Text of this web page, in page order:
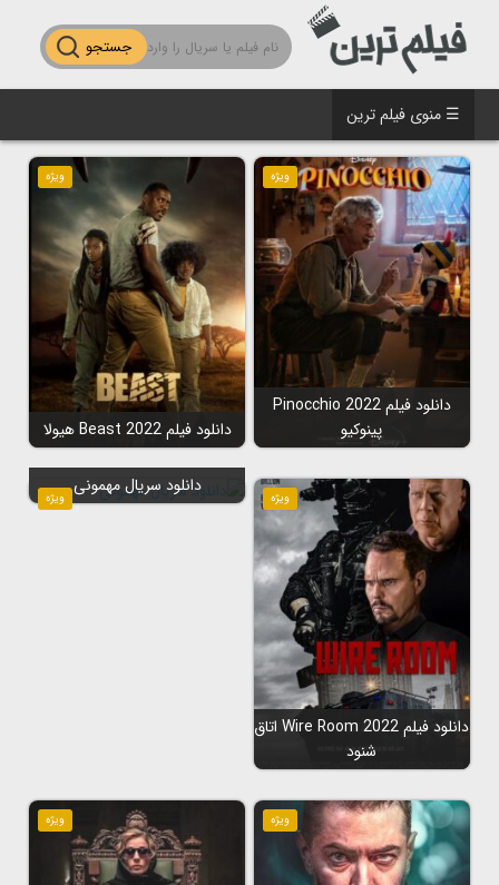
جستجو
☰ منوی فیلم ترین
ویژه
دانلود فیلم Pinocchio 2022
پینوکیو
ویژه
دانلود فیلم Beast 2022 هیولا
ویژه
دانلود فیلم Wire Room 2022 اتاق
شنود
ویژه
دانلود سریال مهمونی
ویژه ویژه